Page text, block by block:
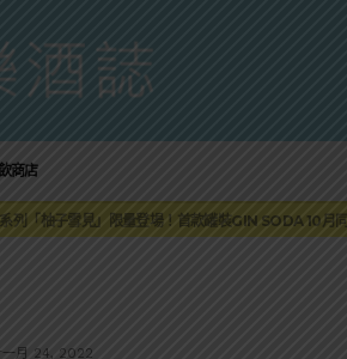
商店
金色三麥3度攜手花蓮瓜農品牌「阿強西瓜」
列「柚子雪見」限量登場！首款罐裝GIN SODA 10月
忌零關稅！烈酒產業再次迎來重磅利多
重磅跨界，辣味伏特加7月強勢登台一口重擊味蕾
列「柚子雪見」限量登場！首款罐裝GIN SODA 10月同
一月 24, 2022